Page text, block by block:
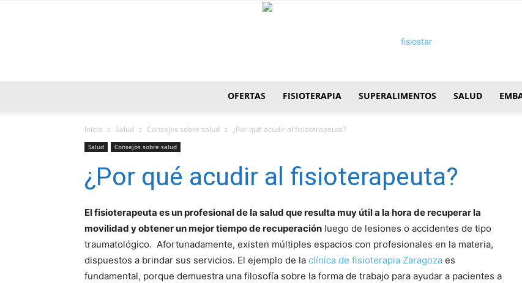
OFERTAS FISIOTERAPIA SUPERALIMENTOS SALUD
Inicio Salud Consejos sobre salud ¿Por qué acudir al fisioterapeuta?
Salud Consejos sobre salud
¿Por qué acudir al fisioterapeuta?
El fisioterapeuta es un profesional de la salud que resulta muy útil a la hora de recuperar la
movilidad y obtener un mejor tiempo de recuperación luego de lesiones o accidentes de tipo
traumatológico. Afortunadamente, existen múltiples espacios con profesionales en la materia,
dispuestos a brindar sus servicios. El ejemplo de la clínica de fisioterapia Zaragoza es
fundamental, porque demuestra una filosofía sobre la forma de trabajo para ayudar a pacientes a